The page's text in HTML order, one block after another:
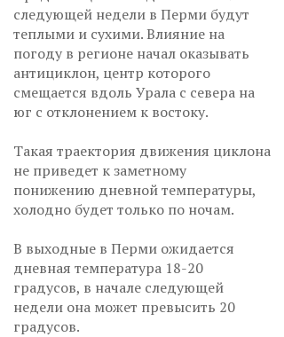
следующей недели в Перми будут
теплыми и сухими. Влияние на
погоду в регионе начал оказывать
антициклон, центр которого
смещается вдоль Урала с севера на
юг с отклонением к востоку.
Такая траектория движения циклона
не приведет к заметному
понижению дневной температуры,
холодно будет только по ночам.
В выходные в Перми ожидается
дневная температура 18-20
градусов, в начале следующей
недели она может превысить 20
градусов.